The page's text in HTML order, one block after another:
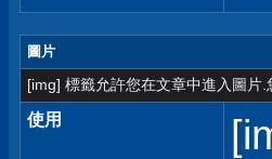
圖片
[img] 標籤允許您在文章中進入圖片
使用